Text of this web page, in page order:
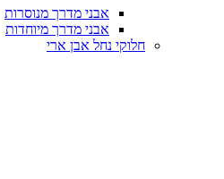
אבני מדרך מנוסרות
אבני מדרך מיוחדות
חלוקי נחל אבן ארי